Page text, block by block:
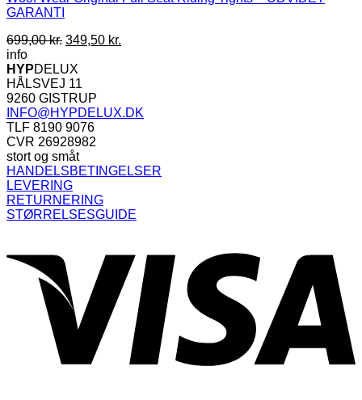
GARANTI
699,00kr. Den
pris
var:
699,00 kr..
349,50 kr.
info
HYPDELUX
HÅLSVEJ 11
9260 GISTRUP
INFO@HYPDELUX.DK
TLF 8190 9076
CVR 26928982
stort og småt
HANDELSBETINGELSER
LEVERING
RETURNERING
STØRRELSESGUIDE